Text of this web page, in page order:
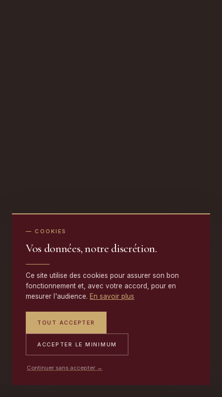
— COOKIES
Vos données, notre discrétion.
Ce site utilise des cookies pour assurer son bon
fonctionnement et, avec votre accord, pour en
mesurer l'audience. En savoir plus
TOUT ACCEPTER
ACCEPTER LE MINIMUM
Continuer sans accepter →